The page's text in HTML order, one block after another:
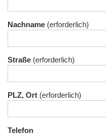
Nachname
Straße
PLZ, Ort
Telefon